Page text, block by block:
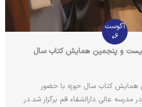
آگوست
06
بیست و پنجمین همایش کتاب سال
همایش کتاب سال حوزه با حضور
مدرسه عالی دارالشفاء قم برگزار شد.در